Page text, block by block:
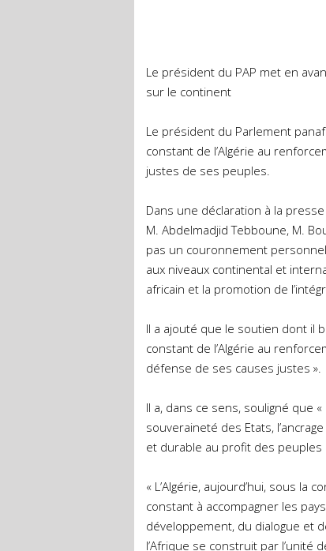
Le président du PAP met en
sur le continent
Le président du Parlement
constant de l’Algérie au
justes de ses peuples.
Dans une déclaration à la
M. Abdelmadjid Tebboune, M.
pas un couronnement
aux niveaux continental et
africain et la promotion de
Il a ajouté que le soutien dont il
constant de l’Algérie au
défense de ses causes justes ».
Il a, dans ce sens, souligné que
souveraineté des Etats,
et durable au profit des peuples
« L’Algérie, aujourd’hui, sous
constant à accompagner les
développement, du dialogue et
l’Afrique se construit par